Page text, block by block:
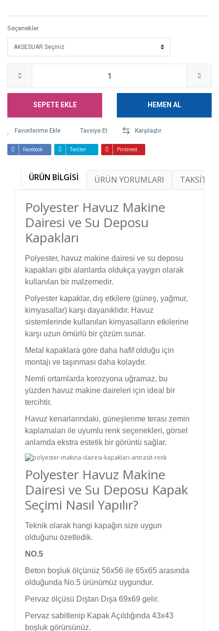
Seçenekler
SEPETE EKLE HEMEN AL
Tavsiye Et Karşılaştır
Facebook Twitter Pinterest
ÜRÜN BİLGİSİ ÜRÜN YORUMLARI TAKSİT
Polyester Havuz Makine
Dairesi ve Su Deposu
Kapakları
Polyester, havuz makine dairesi ve su deposu
kapakları gibi alanlarda oldukça yaygın olarak
kullanılan bir malzemedir.
Polyester kapaklar, dış etkilere (güneş, yağmur,
kimyasallar) karşı dayanıklıdır. Havuz
sistemlerinde kullanılan kimyasalların etkilerine
karşı uzun ömürlü bir çözüm sunar.
Metal kapaklara göre daha hafif olduğu için
montajı ve taşınması daha kolaydır.
Nemli ortamlarda korozyona uğramaz, bu
yüzden havuz makine daireleri için ideal bir
tercihtir.
Havuz kenarlarındaki, güneşlenme terası zemin
kaplamaları ile uyumlu renk seçenekleri, görsel
anlamda ekstra estetik bir görüntü sağlar.
Polyester Havuz Makine
Dairesi ve Su Deposu Kapak
Seçimi Nasıl Yapılır?
Teknik olarak hangi kapağın size uygun
olduğunu özetledik.
NO.5
Beton boşluk ölçünüz 56x56 ile 65x65 arasında
olduğunda No.5 ürünümüz uygundur.
Pervaz ölçüsü Dıştan Dışa 69x69 gelir.
Pervaz sabitlenip Kapak Açıldığında 43x43
boşluk görürsünüz.